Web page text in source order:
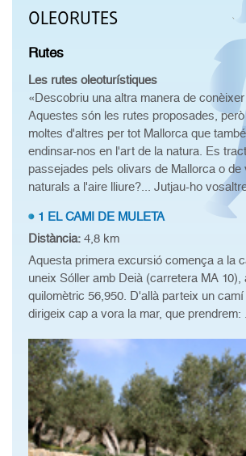
OLEORUTES
Rutes
Les rutes oleoturístiques
«Descobriu una altra manera de
Aquestes són les rutes proposades,
moltes d'altres per tot Mallorca que
endinsar-nos en l'art de la natura. Es
passejades pels olivars de Mallorca o
naturals a l'aire lliure?... Jutjau-ho
1 EL CAMI DE MULETA
Distància: 4,8 km
Aquesta primera excursió comença a la
uneix Sóller amb Deià (carretera MA 10),
quilomètric 56,950. D'allà parteix un
dirigeix cap a vora la mar, que prendrem: